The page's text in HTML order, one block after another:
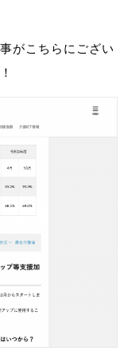
がこちらにござい